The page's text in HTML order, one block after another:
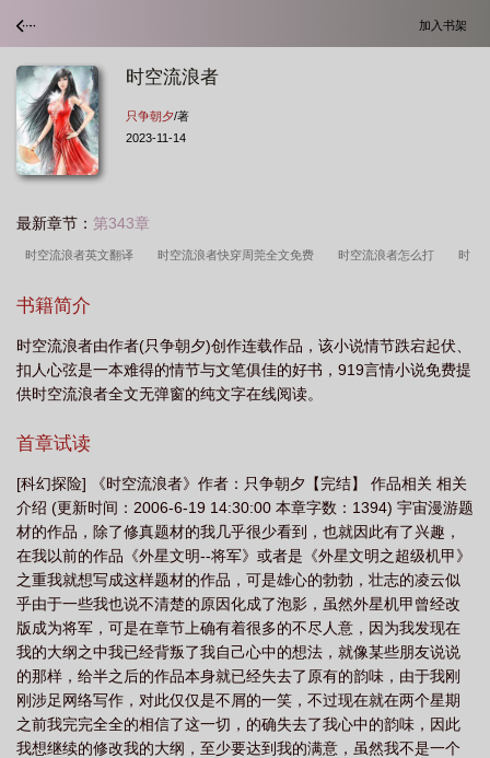
加入书架
时空流浪者
只争朝夕/著
2023-11-14
最新章节： 第343章
时空流浪者英文翻译 时空流浪者快穿周莞全文免费 时空流浪者怎么打 时
片 时空流放者
召唤 时空流浪汉 时空流浪者 只争朝夕 时空流浪汉 起点 时空流浪者快
穿周莞 时空流浪者柠檬苏苏 时空猎人流浪套装怎么得 泰拉瑞亚星海苍穹时
苏苏 泰拉瑞亚时空流浪者
猎人流浪和圣流浪 时空流浪者完整版 快穿之时空流浪者 笔路 时间流浪
者 时空流浪者之魔法大陆 时空流浪者怎么画 泰拉瑞亚时空流浪者怎么
打 时空流浪者by柠檬苏苏 时空流浪者周菀 时空流浪汉 石闻 时空流浪
者快穿 时空流浪者柠檬 时空流浪儿 时空流浪者(快穿) 时空流浪者 只争
朝夕 范志鹏 时空流浪者电影 流浪者时空裂缝
书籍简介
时空流浪者由作者(只争朝夕)创作连载作品，该小说情节跌宕起伏、
扣人心弦是一本难得的情节与文笔俱佳的好书，919言情小说免费提
供时空流浪者全文无弹窗的纯文字在线阅读。
首章试读
[科幻探险] 《时空流浪者》作者：只争朝夕【完结】 作品相关 相关
介绍 (更新时间：2006-6-19 14:30:00 本章字数：1394) 宇宙漫游题
材的作品，除了修真题材的我几乎很少看到，也就因此有了兴趣，
在我以前的作品《外星文明‐‐将军》或者是《外星文明之超级机甲》
之重我就想写成这样题材的作品，可是雄心的勃勃，壮志的凌云似
乎由于一些我也说不清楚的原因化成了泡影，虽然外星机甲曾经改
版成为将军，可是在章节上确有着很多的不尽人意，因为我发现在
我的大纲之中我已经背叛了我自己心中的想法，就像某些朋友说说
的那样，给半之后的作品本身就已经失去了原有的韵味，由于我刚
刚涉足网络写作，对此仅仅是不屑的一笑，不过现在就在两个星期
之前我完完全全的相信了这一切，的确失去了我心中的韵味，因此
我想继续的修改我的大纲，至少要达到我的满意，虽然我不是一个